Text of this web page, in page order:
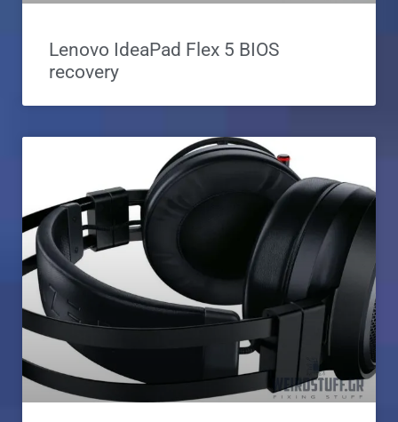
Lenovo IdeaPad Flex 5 BIOS
recovery